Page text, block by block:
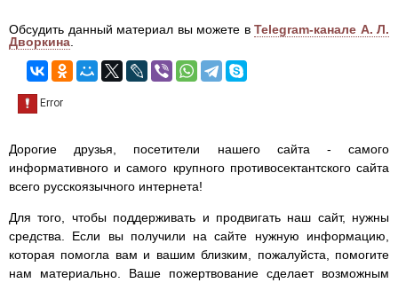
Обсудить данный материал вы можете в Telegram-канале А. Л.
Дворкина
Дорогие друзья, посетители нашего сайта - самого
информативного и самого крупного противосектантского сайта
всего русскоязычного интернета!
Для того, чтобы поддерживать и продвигать наш сайт, нужны
средства. Если вы получили на сайте нужную информацию,
которая помогла вам и вашим близким, пожалуйста, помогите
нам материально. Ваше пожертвование сделает возможным